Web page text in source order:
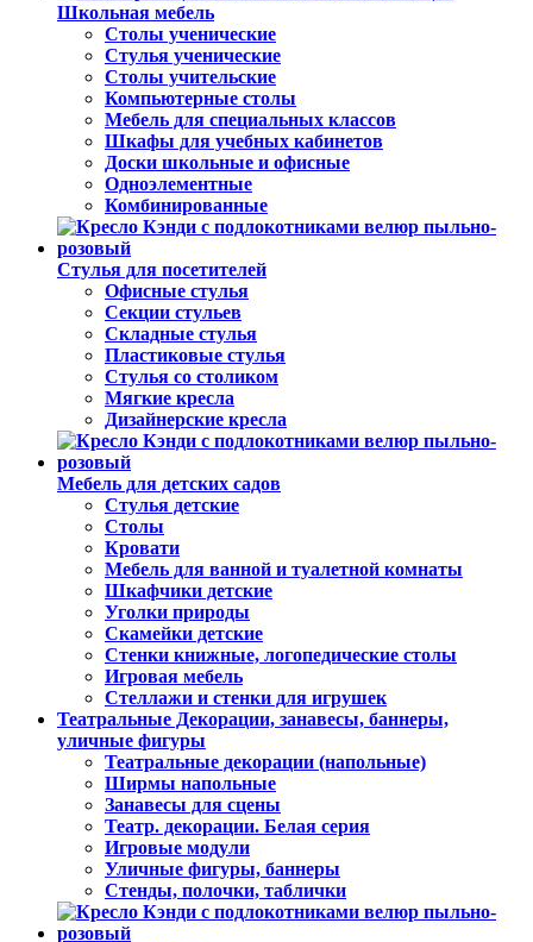
Школьная мебель
Столы ученические
Стулья ученические
Столы учительские
Компьютерные столы
Мебель для специальных классов
Шкафы для учебных кабинетов
Доски школьные и офисные
Одноэлементные
Комбинированные
Стулья для посетителей
Офисные стулья
Секции стульев
Складные стулья
Пластиковые стулья
Стулья со столиком
Мягкие кресла
Дизайнерские кресла
Мебель для детских садов
Стулья детские
Столы
Кровати
Мебель для ванной и туалетной комнаты
Шкафчики детские
Уголки природы
Скамейки детские
Стенки книжные, логопедические столы
Игровая мебель
Стеллажи и стенки для игрушек
Театральные Декорации, занавесы, баннеры,
уличные фигуры
Театральные декорации (напольные)
Ширмы напольные
Занавесы для сцены
Театр. декорации. Белая серия
Игровые модули
Уличные фигуры, баннеры
Стенды, полочки, таблички